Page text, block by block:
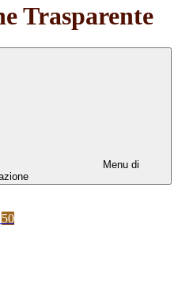
Trasparente
Menu di
50